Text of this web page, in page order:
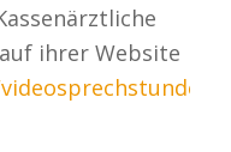
ihrer Website